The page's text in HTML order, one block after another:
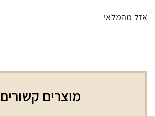
אזל מהמלאי
מוצרים קשורים